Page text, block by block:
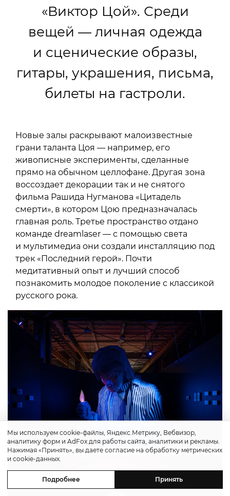
«Виктор Цой». Среди
вещей — личная одежда
и сценические образы,
гитары, украшения, письма,
билеты на гастроли.
Новые залы раскрывают малоизвестные
грани таланта Цоя — например, его
живописные эксперименты, сделанные
прямо на обычном целлофане. Другая зона
воссоздает декорации так и не снятого
фильма Рашида Нугманова «Цитадель
смерти», в котором Цою предназначалась
главная роль. Третье пространство отдано
команде dreamlaser — с помощью света
и мультимедиа они создали инсталляцию под
трек «Последний герой». Почти
медитативный опыт и лучший способ
познакомить молодое поколение с классикой
русского рока.
Мы используем cookie-файлы, Яндекс.Метрику, Вебвизор,
аналитику форм и AdFox для работы сайта, аналитики и рекламы.
Нажимая «Принять», вы даете согласие на обработку метрических
и cookie-данных.
Подробнее Принять